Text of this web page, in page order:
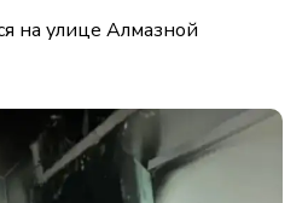
на улице Алмазной